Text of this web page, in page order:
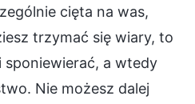
cięta na was,
trzymać się wiary, to
sponiewierać, a wtedy
Nie możesz dalej